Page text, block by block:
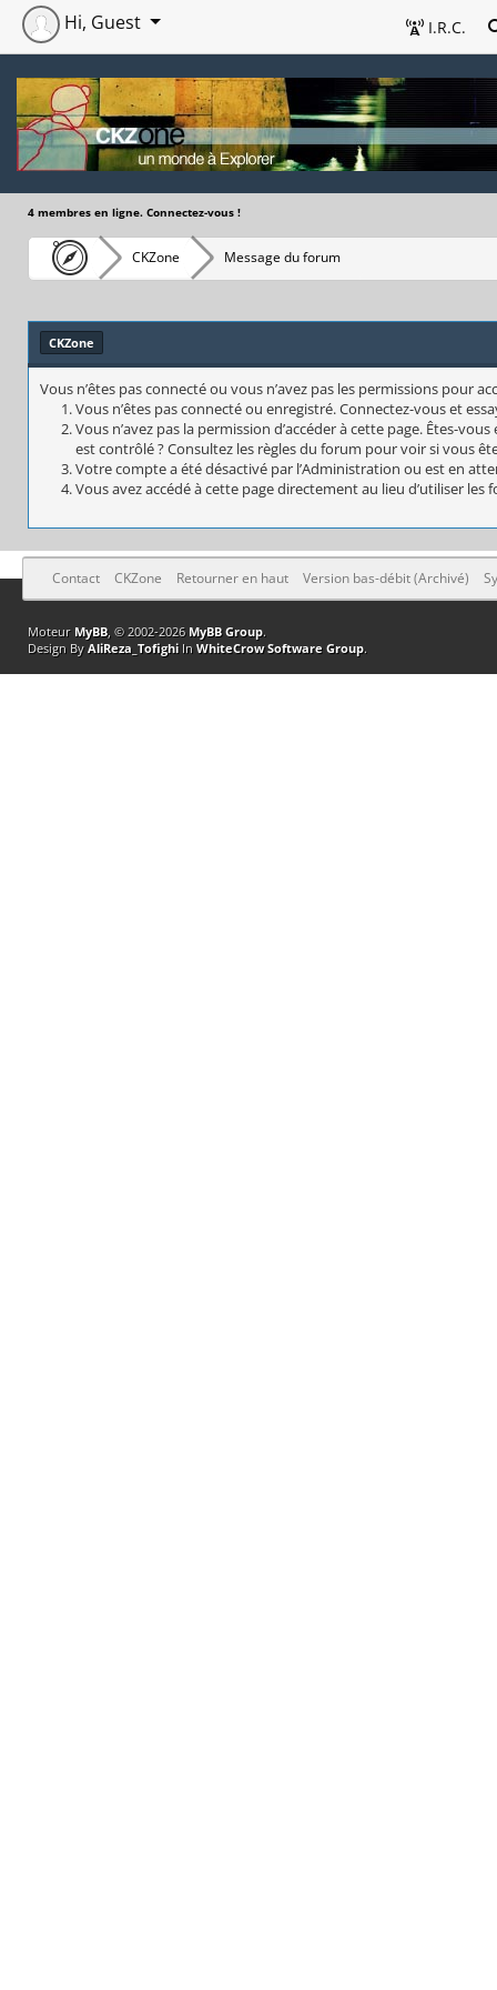
I.R.C.
Hi, Guest
4 membres en ligne. Connectez-vous !
CKZone Message du forum
CKZone
Vous n’êtes pas connecté ou vous n’avez pas les permissions pour
Vous n’êtes pas connecté ou enregistré. Connectez-vous et
Vous n’avez pas la permission d’accéder à cette page. Êtes-
est contrôlé ? Consultez les règles du forum pour voir si vous
Votre compte a été désactivé par l’Administration ou est en
Vous avez accédé à cette page directement au lieu d’utiliser
Contact CKZone Retourner en haut Version bas-débit (Archivé)
Moteur MyBB, © 2002-2026 MyBB Group.
Design By AliReza_TofighiIn WhiteCrow Software Group.